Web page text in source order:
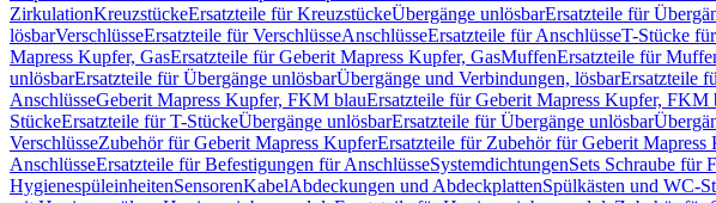
ZirkulationKreuzstückeErsatzteile für KreuzstückeÜbergänge unlösbarErsatzteile für
lösbarVerschlüsseErsatzteile für VerschlüsseAnschlüsseErsatzteile für AnschlüsseT-Stücke
Mapress Kupfer, GasErsatzteile für Geberit Mapress Kupfer, GasMuffenErsatzteile für
unlösbarErsatzteile für Übergänge unlösbarÜbergänge und Verbindungen, lösbarErsatzteile
AnschlüsseGeberit Mapress Kupfer, FKM blauErsatzteile für Geberit Mapress Kupfer, FKM
StückeErsatzteile für T-StückeÜbergänge unlösbarErsatzteile für Übergänge unlösbar
VerschlüsseZubehör für Geberit Mapress KupferErsatzteile für Zubehör für Geberit Mapress
AnschlüsseErsatzteile für Befestigungen für AnschlüsseSystemdichtungenSets Schraube für
HygienespüleinheitenSensorenKabelAbdeckungen und AbdeckplattenSpülkästen und WC-